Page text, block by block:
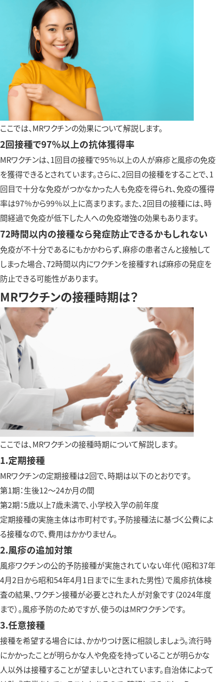
ここでは、MRワクチンの効果について解説します。
2回接種で97％以上の抗体獲得率
MRワクチンは、1回目の接種で95％以上の人が麻疹と風疹の免疫
を獲得できるとされています。さらに、2回目の接種をすることで、1
回目で十分な免疫がつかなかった人も免疫を得られ、免疫の獲得
率は97％から99％以上に高まります。また、2回目の接種には、時
間経過で免疫が低下した人への免疫増強の効果もあります。
72時間以内の接種なら発症防止できるかもしれない
免疫が不十分であるにもかかわらず、麻疹の患者さんと接触して
しまった場合、72時間以内にワクチンを接種すれば麻疹の発症を
防止できる可能性があります。
MRワクチンの接種時期は？
ここでは、MRワクチンの接種時期について解説します。
1.定期接種
MRワクチンの定期接種は2回で、時期は以下のとおりです。
第1期：生後12～24か月の間
第2期：5歳以上7歳未満で、小学校入学の前年度
定期接種の実施主体は市町村です。予防接種法に基づく公費によ
る接種なので、費用はかかりません。
2.風疹の追加対策
風疹ワクチンの公的予防接種が実施されていない年代（昭和37年
4月2日から昭和54年4月1日までに生まれた男性）で風疹抗体検
査の結果、ワクチン接種が必要とされた人が対象です（2024年度
まで）。風疹予防のためですが、使うのはMRワクチンです。
3.任意接種
接種を希望する場合には、かかりつけ医に相談しましょう。流行時
にかかったことが明らかな人や免疫を持っていることが明らかな
人以外は接種することが望ましいとされています。自治体によって